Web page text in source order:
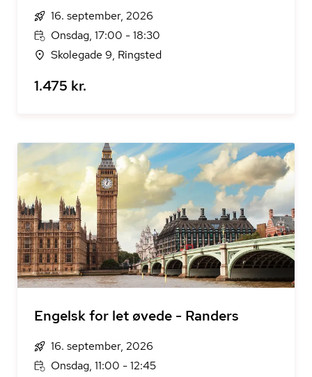
16. september, 2026
Onsdag, 17:00 - 18:30
Skolegade 9, Ringsted
1.475 kr.
Engelsk for let øvede - Randers
16. september, 2026
Onsdag, 11:00 - 12:45